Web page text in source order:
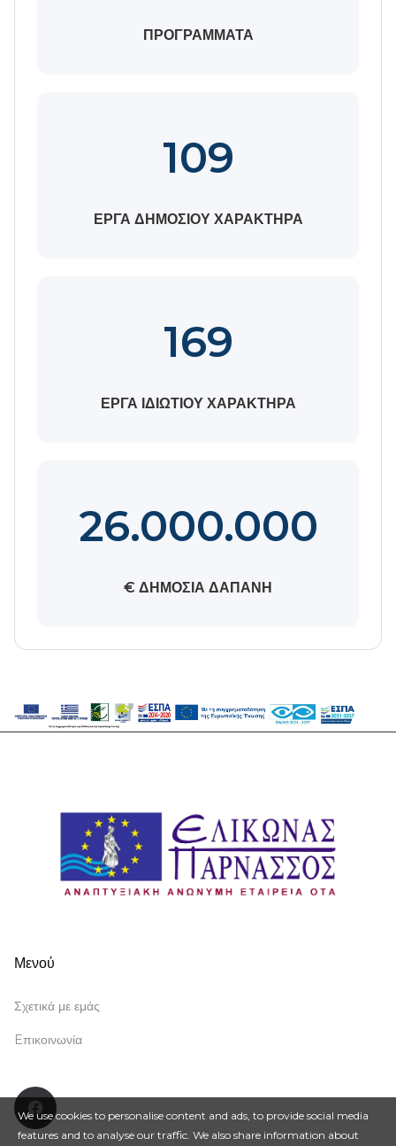
ΠΡΟΓΡΑΜΜΑΤΑ
109
ΕΡΓΑ ΔΗΜΟΣΙΟΥ ΧΑΡΑΚΤΗΡΑ
169
ΕΡΓΑ ΙΔΙΩΤΙΟΥ ΧΑΡΑΚΤΗΡΑ
26.000.000
€ ΔΗΜΟΣΙΑ ΔΑΠΑΝΗ
Μενού
Σχετικά με εμάς
Eπικοινωνία
Facebook
We use cookies to personalise content and ads, to provide social media
features and to analyse our traffic. We also share information about